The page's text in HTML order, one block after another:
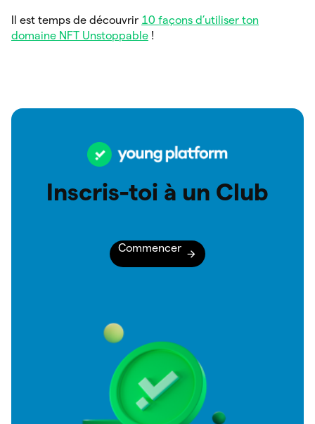
Il est temps de découvrir 10 façons d’utiliser ton
domaine NFT Unstoppable !
Inscris-toi à un Club
Commencer